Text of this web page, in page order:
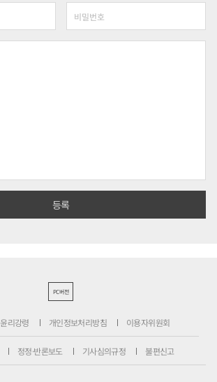
PC버전
윤리강령 개인정보처리방침 이용자위원회
정정·반론보도 기사심의규정 불편신고